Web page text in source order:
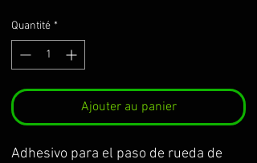
Quantité *
Ajouter au panier
Adhesivo para el paso de rueda de